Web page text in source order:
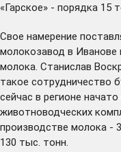
«Гарское» - порядка 15
Свое намерение
молокозавод в Иванове
молока. Станислав
такое сотрудничество
сейчас в регионе начато
животноводческих
производстве молока -
130 тыс. тонн.